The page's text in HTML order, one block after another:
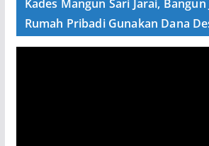
Kades Mangun Sari Jarai, Bangun
Rumah Pribadi Gunakan Dana